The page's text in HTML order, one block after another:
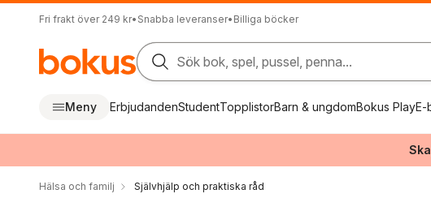
Fri frakt över 249 kr• Snabba leveranser• Billiga böcker
Sök bok, spel, pussel, penna...
Meny ErbjudandenStudentTopplistorBarn & ungdomBokus PlayE-
Hälsa och familj Självhjälp och praktiska råd